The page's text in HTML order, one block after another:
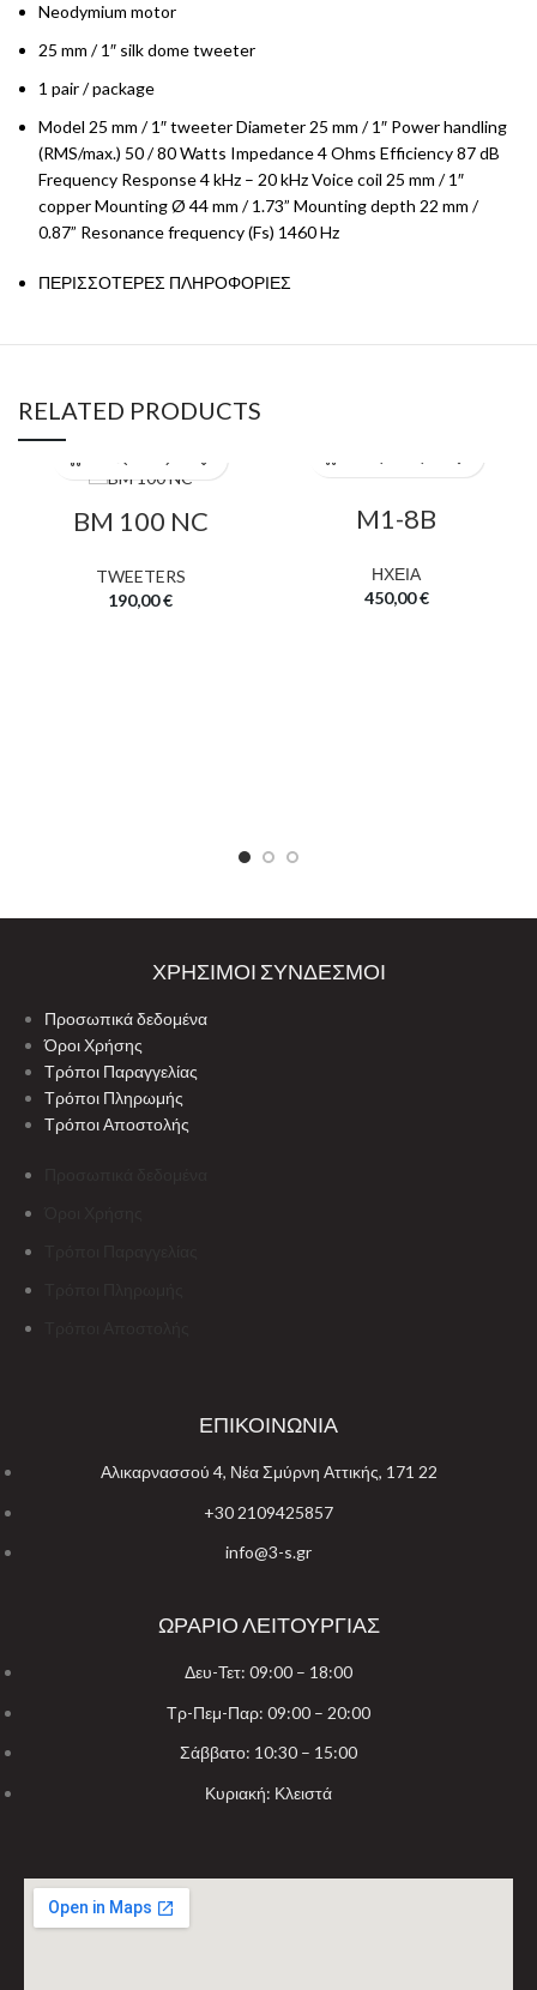
Neodymium motor
25 mm / 1″ silk dome tweeter
1 pair / package
Model 25 mm / 1″ tweeter Diameter 25 mm / 1″ Power handling
(RMS/max.) 50 / 80 Watts Impedance 4 Ohms Efficiency 87 dB
Frequency Response 4 kHz – 20 kHz Voice coil 25 mm / 1″
copper Mounting Ø 44 mm / 1.73” Mounting depth 22 mm /
0.87” Resonance frequency (Fs) 1460 Hz
ΠΕΡΙΣΣΟΤΕΡΕΣ ΠΛΗΡΟΦΟΡΙΕΣ
RELATED PRODUCTS
BM 100 NC
TWEETERS
190,00€
M1-8B
ΗΧΕΙΑ
450,00€
ΕΠΙΚΟΙΝΩΝΙΑ
Αλικαρνασσού 4, Νέα Σμύρνη Αττικής, 171 22
+30 2109425857
info@3-s.gr
ΩΡΑΡΙΟ ΛΕΙΤΟΥΡΓΙΑΣ
Δευ-Τετ: 09:00 – 18:00
Τρ-Πεμ-Παρ: 09:00 – 20:00
Σάββατο: 10:30 – 15:00
Κυριακή: Κλειστά
ΧΡΗΣΙΜΟΙ ΣΥΝΔΕΣΜΟΙ
Προσωπικά δεδομένα
Όροι Χρήσης
Τρόποι Παραγγελίας
Τρόποι Πληρωμής
Τρόποι Αποστολής